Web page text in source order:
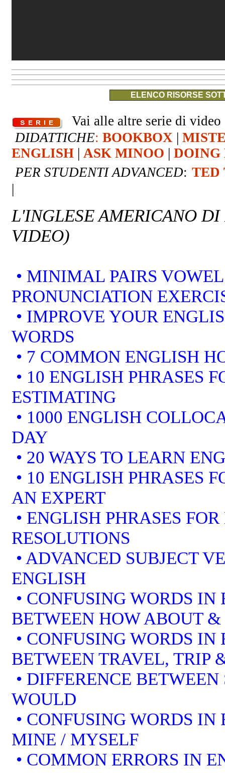
ELENCO RISORSE
Vai alle altre serie di
DIDATTICHE: BOOKBOX |
ENGLISH | ASK MINOO | DOING
PER STUDENTI ADVANCED: TED
|
L'INGLESE AMERICANO DI
VIDEO)
• MINIMAL PAIRS
PRONUNCIATION
• IMPROVE YOUR
WORDS
• 7 COMMON ENGLISH
• 10 ENGLISH PHRASES
ESTIMATING
• 1000 ENGLISH
DAY
• 20 WAYS TO LEARN
• 10 ENGLISH PHRASES
AN EXPERT
• ENGLISH PHRASES
RESOLUTIONS
• ADVANCED SUBJECT
ENGLISH
• CONFUSING WORDS
BETWEEN HOW ABOUT
• CONFUSING WORDS
BETWEEN TRAVEL, TRIP
• DIFFERENCE
WOULD
• CONFUSING WORDS
MINE / MYSELF
• COMMON ERRORS IN